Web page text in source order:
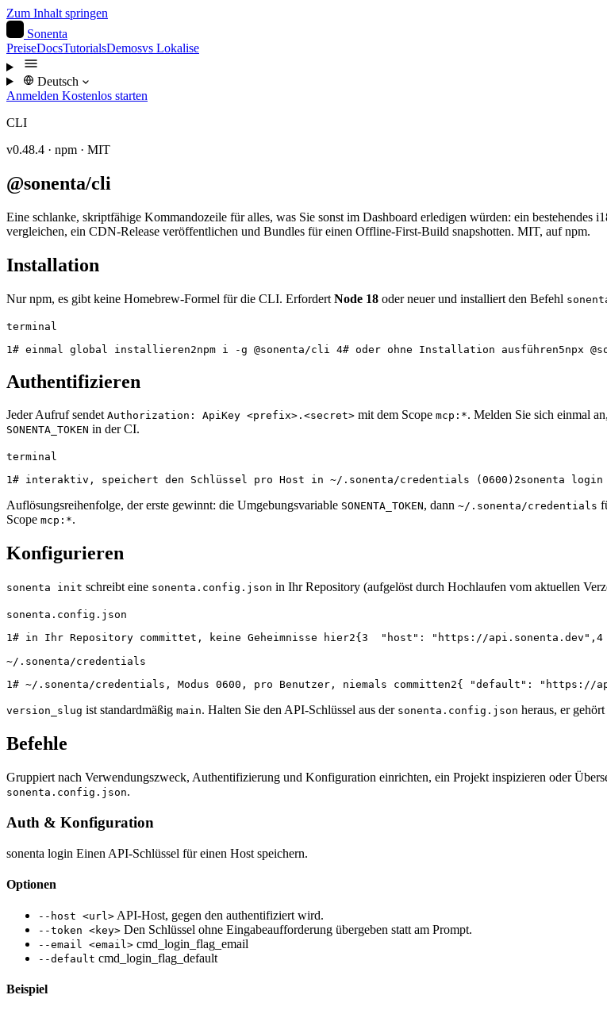
Zum Inhalt springen
Sonenta
PreiseDocsTutorialsDemosvs Lokalise
Deutsch
Anmelden Kostenlos starten
CLI
v0.48.4 · npm · MIT
@sonenta/cli
Eine schlanke, skriptfähige Kommandozeile für alles, was Sie sonst im Dashboard erledigen würden: ein bestehendes
vergleichen, ein CDN-Release veröffentlichen und Bundles für einen Offline-First-Build snapshotten. MIT, auf npm.
Installation
Nur npm, es gibt keine Homebrew-Formel für die CLI. Erfordert Node 18 oder neuer und installiert den Befehl
terminal
1 # einmal global installieren2npm i -g @sonenta/cli 4# oder ohne Installation ausführen5npx
Authentifizieren
Jeder Aufruf sendet Authorization: ApiKey <prefix>.<secret> mit dem Scope mcp:*. Melden Sie sich einmal
SONENTA_TOKEN in der CI.
terminal
1# interaktiv, speichert den Schlüssel pro Host in ~/.sonenta/credentials (0600) 2sonenta
Auflösungsreihenfolge, der erste gewinnt: die Umgebungsvariable SONENTA_TOKEN, dann ~/.sonenta/credentials
Scope mcp:*.
Konfigurieren
sonenta init schreibt eine sonenta.config.json in Ihr Repository (aufgelöst durch Hochlaufen vom aktuellen
sonenta.config.json
1# in Ihr Repository committet, keine Geheimnisse hier2{ 3
  "host": "https://api.sonenta.dev",
4
~/.sonenta/credentials
1# ~/.sonenta/credentials, Modus 0600, pro Benutzer, niemals committen2{ "default": "https://
version_slug ist standardmäßig main. Halten Sie den API-Schlüssel aus der sonenta.config.json heraus, er
Befehle
Gruppiert nach Verwendungszweck, Authentifizierung und Konfiguration einrichten, ein Projekt inspizieren oder
sonenta.config.json.
Auth & Konfiguration
sonenta login Einen API-Schlüssel für einen Host speichern.
Optionen
--host <url> API-Host, gegen den authentifiziert wird.
--token <key> Den Schlüssel ohne Eingabeaufforderung übergeben statt am Prompt.
--email <email> cmd_login_flag_email
--default cmd_login_flag_default
Beispiel